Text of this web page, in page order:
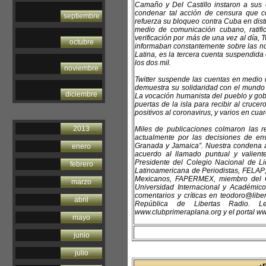
septiembre
octubre
noviembre
diciembre
2013
enero
febrero
marzo
abril
mayo
junio
julio
Camaño y Del Castillo instaron a sus
condenar tal acción de censura que
refuerza su bloqueo contra Cuba en
medio de comunicación cubano,
verificación por más de una vez al día,
informaban constantemente sobre las
Latina, es la tercera cuenta
los dos mil.
Twitter suspende las cuentas en
demuestra su solidaridad con el
La vocación humanista del pueblo y
puertas de la isla para recibir al
positivos al coronavirus, y varios en
Miles de publicaciones colmaron las
actualmente por las decisiones de
Granada y Jamaica”. Nuestra
acuerdo al llamado puntual y
Presidente del Colegio Nacional de
Latinoamericana de Periodistas,
Mexicanos, FAPERMEX, miembro
Universidad Internacional y
comentarios y críticas en
República de Libertas Radio. Le
www.clubprimeraplana.org y el portal